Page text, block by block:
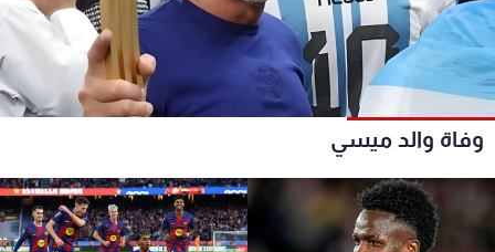
وفاة والد ميسي